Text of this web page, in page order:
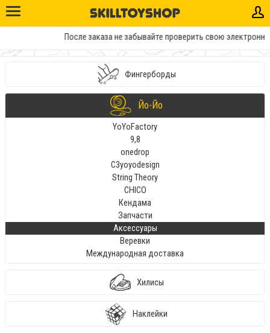
После заказа не забывайте проверить свою
Фингерборды
Йо-Йо
YoYoFactory
9,8
onedrop
C3yoyodesign
String Theory
CHICO
Кендама
Запчасти
Аксессуары
Веревки
Международная доставка
Хилисы
Наклейки